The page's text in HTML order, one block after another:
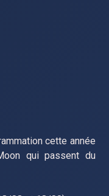
cette année
qui passent du